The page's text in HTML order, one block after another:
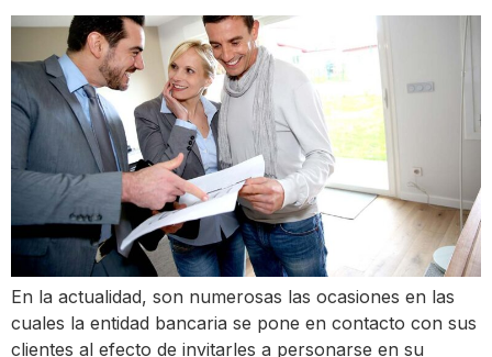
En la actualidad, son numerosas las ocasiones en las
cuales la entidad bancaria se pone en contacto con sus
clientes al efecto de invitarles a personarse en su